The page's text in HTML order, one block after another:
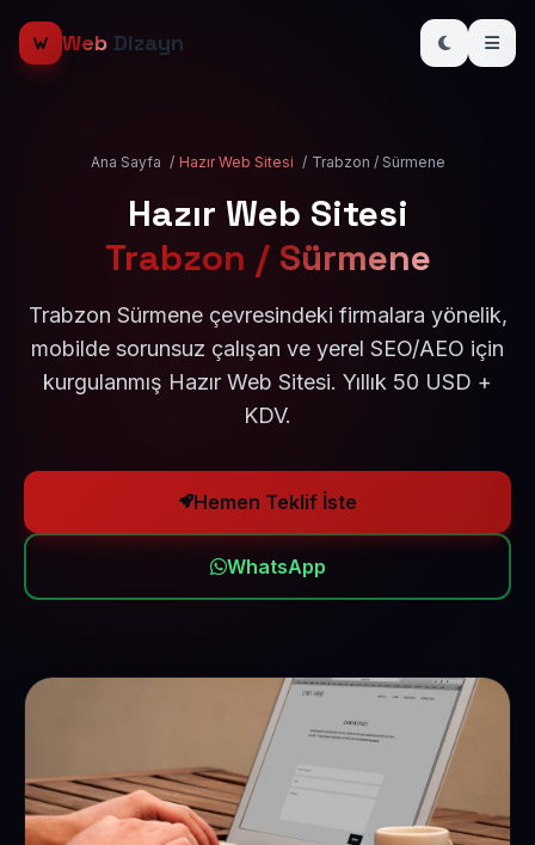
Web Dizayn
Ana Sayfa / Hazır Web Sitesi / Trabzon / Sürmene
Hazır Web Sitesi
Trabzon / Sürmene
Trabzon Sürmene çevresindeki firmalara yönelik,
mobilde sorunsuz çalışan ve yerel SEO/AEO için
kurgulanmış Hazır Web Sitesi. Yıllık 50 USD +
KDV.
Hemen Teklif İste
WhatsApp